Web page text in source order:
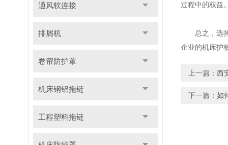
通风软连接
排屑机
卷帘防护罩
机床钢铝拖链
工程塑料拖链
过程中的权益
总之，选
企业的机床护
上一篇： 西
下一篇： 如